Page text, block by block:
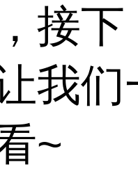
接下
我们
~